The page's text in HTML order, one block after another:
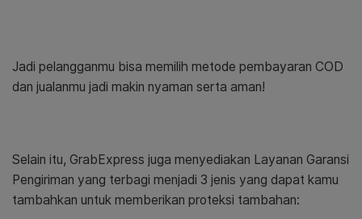
Jadi pelangganmu bisa memilih metode pembayaran COD
dan jualanmu jadi makin nyaman serta aman!
Selain itu, GrabExpress juga menyediakan Layanan Garansi
Pengiriman yang terbagi menjadi 3 jenis yang dapat kamu
tambahkan untuk memberikan proteksi tambahan: